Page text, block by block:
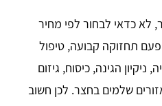
לא כדאי לבחור לפי מחיר
פעם תחזוקה קבועה, טיפול
הגינה, כיסוח, גיזום
שלמים בחצר. לכן חשוב